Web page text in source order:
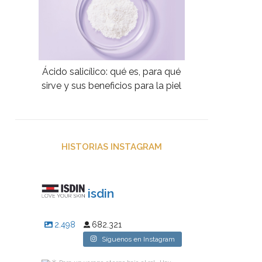
Ácido salicílico: qué es, para qué
sirve y sus beneficios para la piel
HISTORIAS INSTAGRAM
isdin
2.498 682.321
Síguenos en Instagram